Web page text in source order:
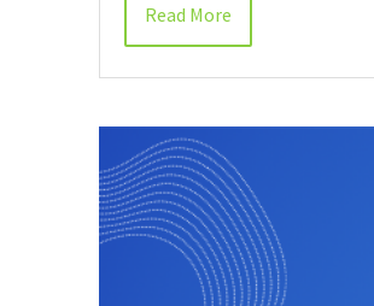
Read More